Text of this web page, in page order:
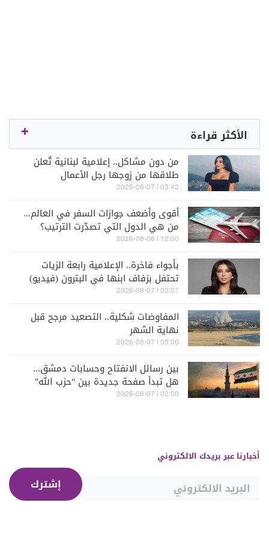
الأكثر قراءة
من دون مشاكل.. إعلامية لبنانية تُعلن
طلاقها من زوجها رجل الأعمال
03:42 | 2026-08-07
أقوى وأضعف جوازات السفر في العالم...
من هي الدول التي تصدّرت الترتيب؟
12:00 | 2026-08-06
بأجواء فاخرة.. الإعلامية رابعة الزيات
تحتفل بزفاف ابنها في البترون (فيديو)
02:07 | 2026-08-07
المفاوضات شكلية.. التصعيد مرجح قبل
نهاية الشهر
05:00 | 2026-08-07
بين رسائل الانفتاح وحسابات دمشق...
هل تبدأ صفحة جديدة بين "حزب الله"
وسوريا - الشرع؟
02:00 | 2026-08-07
أخبارنا عبر بريدك الالكتروني
إشترك